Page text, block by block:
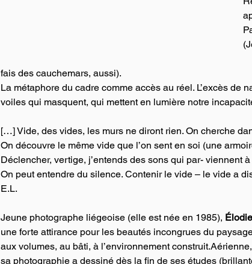
fais des cauchemars, aussi).
La métaphore du cadre comme accès au réel. L’excès de
voiles qui masquent, qui mettent en lumière notre
[…] Vide, des vides, les murs ne diront rien. On cherche
On découvre le même vide que l’on sent en soi (une
Déclencher, vertige, j’entends des sons qui par- viennent
On peut entendre du silence. Contenir le vide – le vide a
E.L.
Jeune photographe liégeoise (elle est née en 1985),
une forte attirance pour les beautés incongrues du
aux volumes, au bâti, à l’environnement
sa photographie a dessiné dès la fin de ses études